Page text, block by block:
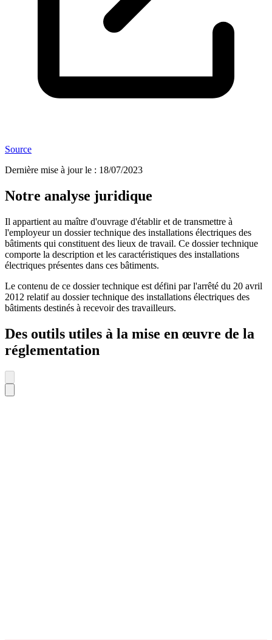
Source
Dernière mise à jour le : 18/07/2023
Notre analyse juridique
Il appartient au maître d'ouvrage d'établir et de transmettre à
l'employeur un dossier technique des installations électriques des
bâtiments qui constituent des lieux de travail. Ce dossier technique
comporte la description et les caractéristiques des installations
électriques présentes dans ces bâtiments.
Le contenu de ce dossier technique est défini par l'arrêté du 20 avril
2012 relatif au dossier technique des installations électriques des
bâtiments destinés à recevoir des travailleurs.
Des outils utiles à la mise en œuvre de la
réglementation